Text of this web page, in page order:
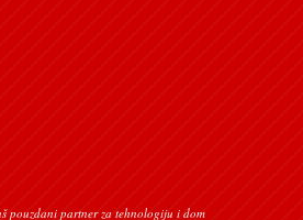
pouzdani partner za tehnologiju i dom